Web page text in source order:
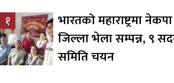
१
भारतको महाराष्ट्रमा
जिल्ला भेला सम्पन्न, ९
समिति चयन